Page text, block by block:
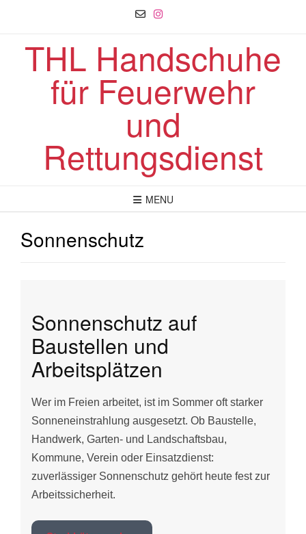
THL Handschuhe
für Feuerwehr
und
Rettungsdienst
MENU
Sonnenschutz
Sonnenschutz auf
Baustellen und
Arbeitsplätzen
Wer im Freien arbeitet, ist im Sommer oft starker
Sonneneinstrahlung ausgesetzt. Ob Baustelle,
Handwerk, Garten- und Landschaftsbau,
Kommune, Verein oder Einsatzdienst:
zuverlässiger Sonnenschutz gehört heute fest zur
Arbeitssicherheit.